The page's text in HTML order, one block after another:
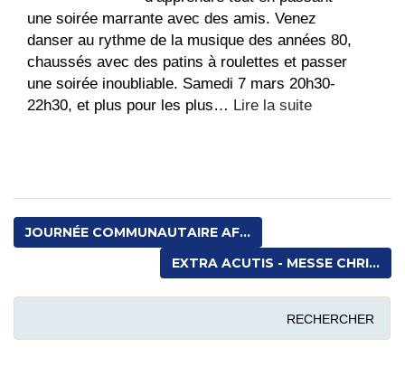
reposoir
une soirée marrante avec des amis. Venez
danser au rythme de la musique des années 80,
chaussés avec des patins à roulettes et passer
une soirée inoubliable. Samedi 7 mars 20h30-
22h30, et plus pour les plus… Lire la suite:
JOURNÉE COMMUNAUTAIRE AF...
EXTRA ACUTIS - MESSE CHRI...